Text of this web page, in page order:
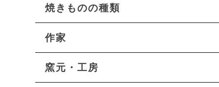
焼きものの種類
作家
窯元・工房